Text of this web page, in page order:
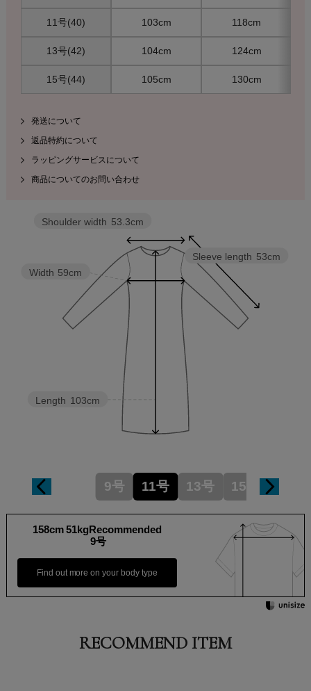
11号(40) 103cm 118cm
13号(42) 104cm 124cm
15号(44) 105cm 130cm
発送について
返品特約について
ラッピングサービスについて
商品についてのお問い合わせ
Sleeve length 53cm
Length 103cm
Width 59cm
Shoulder width 53.3cm
9号 11号 13号 15号
158cm 51kgRecommended
9号
Find out more on your body type
RECOMMEND ITEM